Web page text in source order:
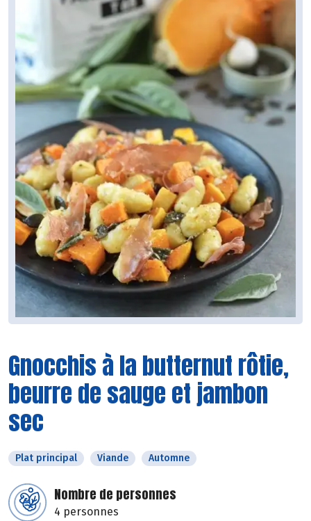
Gnocchis à la butternut rôtie,
beurre de sauge et jambon
sec
Plat principal Viande Automne
Nombre de personnes
4 personnes